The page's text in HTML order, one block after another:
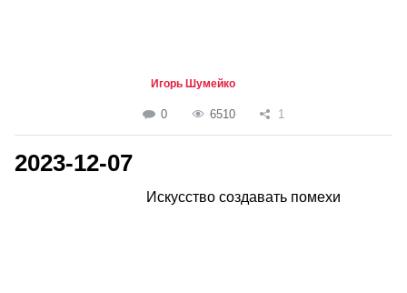
Игорь Шумейко
0 6510 1
2023-12-07
Искусство создавать помехи